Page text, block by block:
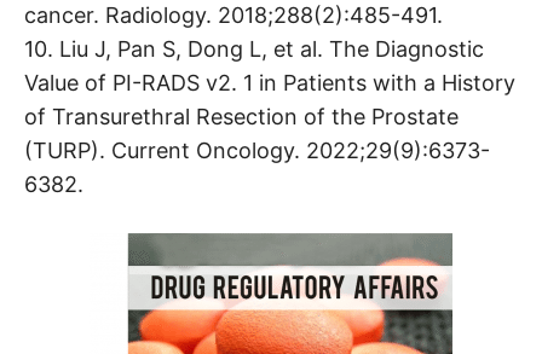
cancer. Radiology. 2018;288(2):485-491.
10. Liu J, Pan S, Dong L, et al. The Diagnostic
Value of PI-RADS v2. 1 in Patients with a History
of Transurethral Resection of the Prostate
(TURP). Current Oncology. 2022;29(9):6373-
6382.